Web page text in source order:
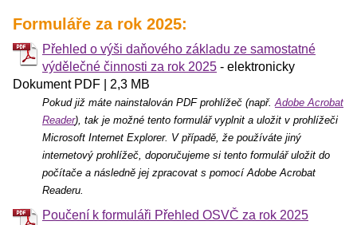
Formuláře za rok 2025:
Přehled o výši daňového základu ze samostatné
výdělečné činnosti za rok 2025 - elektronicky
Dokument PDF | 2,3 MB
Pokud již máte nainstalován PDF prohlížeč (např.Adobe Acrobat
Reader), tak je možné tento formulář vyplnit a uložit v prohlížeči
Microsoft Internet Explorer. V případě, že používáte jiný
internetový prohlížeč, doporučujeme si tento formulář uložit do
počítače a následně jej zpracovat s pomocí Adobe Acrobat
Readeru.
Poučení k formuláři Přehled OSVČ za rok 2025